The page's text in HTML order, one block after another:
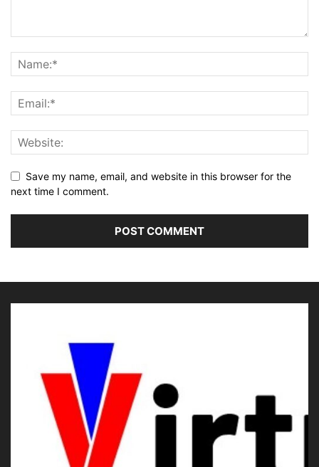
Save my name, email, and website in this browser for the
next time I comment.